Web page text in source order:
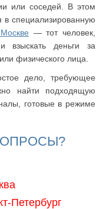
или соседей. В этом
в специализированную
— тот человек,
взыскать деньги за
физического лица.
дело, требующее
найти подходящую
готовые в режиме
Петербург